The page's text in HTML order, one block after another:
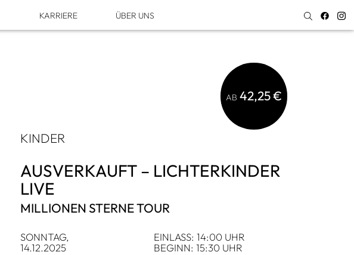
KAR­RIERE ÜBER UNS
KIN­DER
AUS­VER­KAUFT – LICH­TER­KIN­DER
LIVE
MIL­LIO­NEN STERNE TOUR
SONN­TAG,
14.12.2025
EIN­LASS: 14:00 UHR
BEGINN: 15:30 UHR
AB 42,25 €